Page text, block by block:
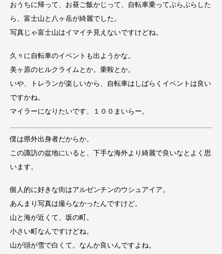
おうちに帰って、お昼ご飯かじって、自転車乗ってぶらぶらした
ら、富士山と八ヶ岳が綺麗でした。
写真じゃ富士山はイマイチ見えないですけどね。
久々に自転車のイベントも出ようかな。
美ヶ原のヒルクライムとか。乗鞍とか。
いや、トレランが楽しいから、自転車はしばらくイベントは良い
ですかね。
マイラーになりたいです、１００まいらー。
僕は県外出身者だからか。
この諏訪の盆地にいると、下手な海外より綺麗で良いなとよく思
います。
個人的に好きな街はアルゼンチンのウシュアイア。
あんまり写真は撮らなかったんですけど。
山と海が近くて、坂の町。
小さい町なんですけどね。
山が頭が雪で白くて。なんか良いんですよね。